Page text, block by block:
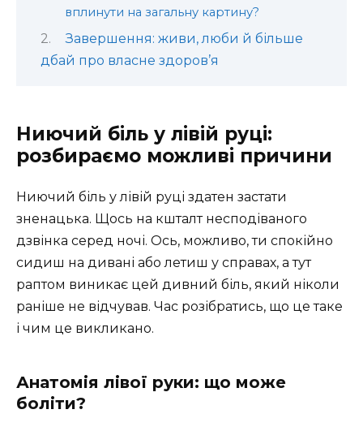
вплинути на загальну картину?
Завершення: живи, люби й більше
дбай про власне здоров’я
Ниючий біль у лівій руці:
розбираємо можливі причини
Ниючий біль у лівій руці здатен застати
зненацька. Щось на кшталт несподіваного
дзвінка серед ночі. Ось, можливо, ти спокійно
сидиш на дивані або летиш у справах, а тут
раптом виникає цей дивний біль, який ніколи
раніше не відчував. Час розібратись, що це таке
і чим це викликано.
Анатомія лівої руки: що може
боліти?